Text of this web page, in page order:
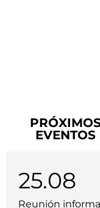
EVENTOS
25.08
Reunión